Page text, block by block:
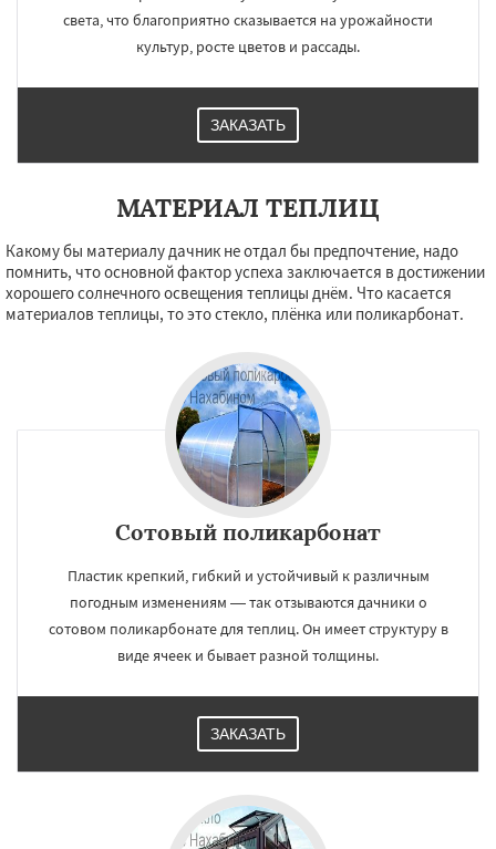
регионам
Некрасовское Обухово Октябрьский
Правдинский Решетниково
Родники
Софрино
Тучково Уваровка Удельная
света, что благоприятно сказывается на урожайности
культур, росте цветов и рассады.
ЗАКАЗАТЬ
МАТЕРИАЛ ТЕПЛИЦ
Какому бы материалу дачник не отдал бы предпочтение, надо
помнить, что основной фактор успеха заключается в достижении
хорошего солнечного освещения теплицы днём. Что касается
материалов теплицы, то это стекло, плёнка или поликарбонат.
Сотовый поликарбонат
Пластик крепкий, гибкий и устойчивый к различным
погодным изменениям — так отзываются дачники о
сотовом поликарбонате для теплиц. Он имеет структуру в
виде ячеек и бывает разной толщины.
ЗАКАЗАТЬ
УЗНАТЬ ПОДРОБНЕЕ